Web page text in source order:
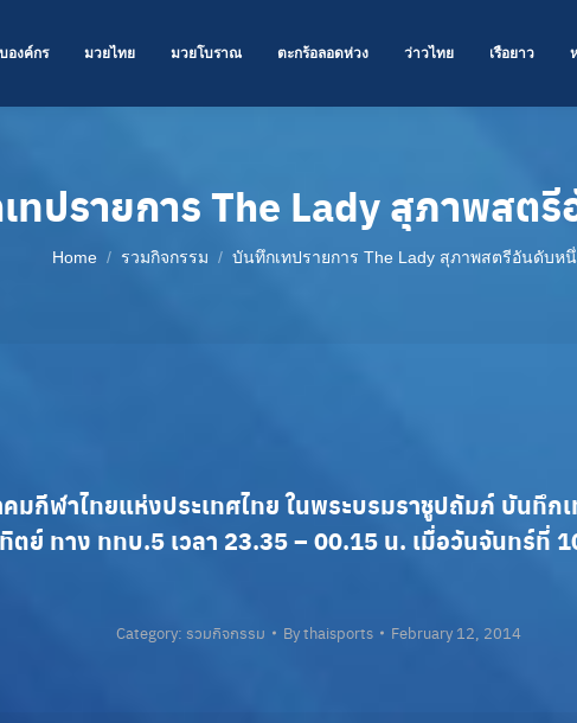
องค์กร มวยไทย มวยโบราณ ตะกร้อลอดห่วง ว่าวไทย เรือยาว
ทปรายการ The Lady สุภาพสต
You are here:
Home รวมกิจกรรม บันทึกเทปรายการ The Lady สุภาพสตรีอันดับห
กีฬาไทยแห่งประเทศไทย ในพระบรมราชูปถัมภ์ บันทึก
ตย์ ทาง ททบ.5 เวลา 23.35 – 00.15 น. เมื่อวันจันทร์ที่
Category: รวมกิจกรรม Bythaisports February 12, 2014